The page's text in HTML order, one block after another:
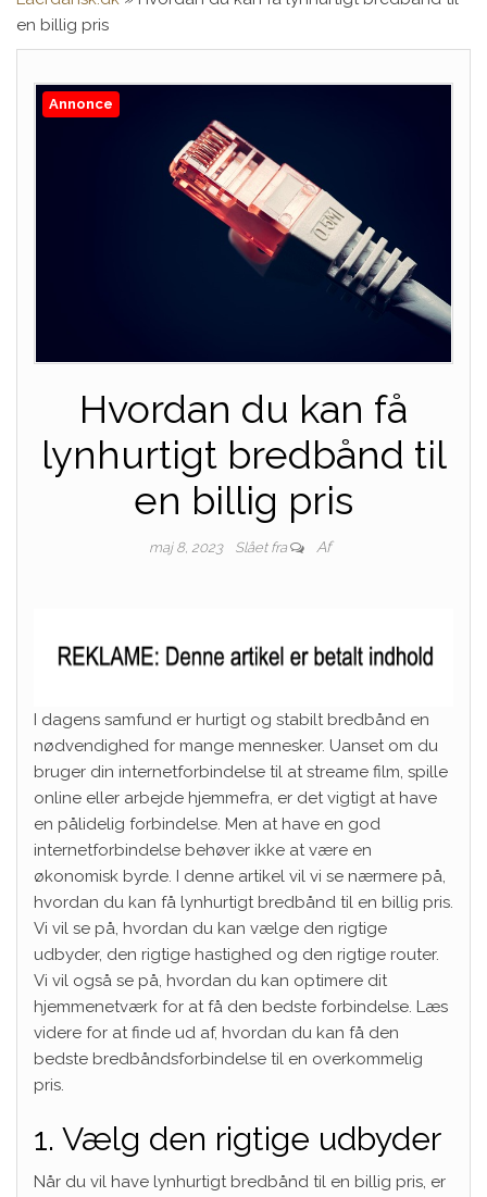
en billig pris
Annonce
Hvordan du kan få
lynhurtigt bredbånd til
en billig pris
maj 8, 2023 Slået fra Af
I dagens samfund er hurtigt og stabilt bredbånd en
nødvendighed for mange mennesker. Uanset om du
bruger din internetforbindelse til at streame film, spille
online eller arbejde hjemmefra, er det vigtigt at have
en pålidelig forbindelse. Men at have en god
internetforbindelse behøver ikke at være en
økonomisk byrde. I denne artikel vil vi se nærmere på,
hvordan du kan få lynhurtigt bredbånd til en billig pris.
Vi vil se på, hvordan du kan vælge den rigtige
udbyder, den rigtige hastighed og den rigtige router.
Vi vil også se på, hvordan du kan optimere dit
hjemmenetværk for at få den bedste forbindelse. Læs
videre for at finde ud af, hvordan du kan få den
bedste bredbåndsforbindelse til en overkommelig
pris.
1. Vælg den rigtige udbyder
Når du vil have lynhurtigt bredbånd til en billig pris, er